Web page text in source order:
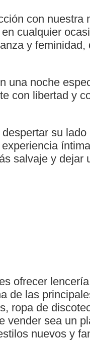
con
cualquier
y
noche
con libertad y
su
salvaje y
ofrecer
de las
ropa de
sea un
nuevos y